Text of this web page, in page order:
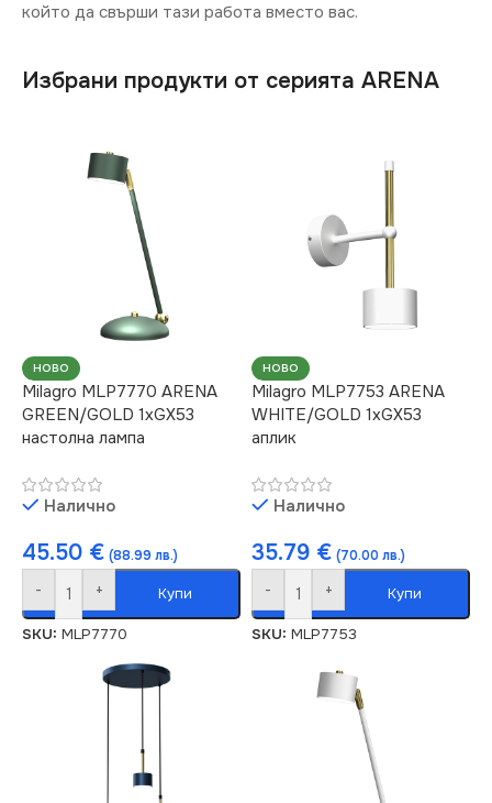
който да свърши тази работа вместо вас.
Избрани продукти от серията ARENA
НОВО
Milagro MLP7770 ARENA
GREEN/GOLD 1xGX53
настолна лампа
Налично
45.50 € (88.99 лв.)
- + Купи
SKU: MLP7770
НОВО
Milagro MLP7753 ARENA
WHITE/GOLD 1xGX53
аплик
Налично
35.79 € (70.00 лв.)
- + Купи
SKU: MLP7753